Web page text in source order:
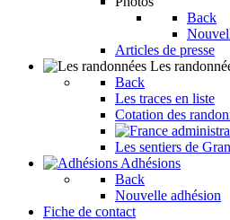
Back
Articles de presse
Les
Back
Les traces en liste
Cotation des
Les sentiers de
Adhésions
Back
Nouvelle adhésion
Fiche de contact